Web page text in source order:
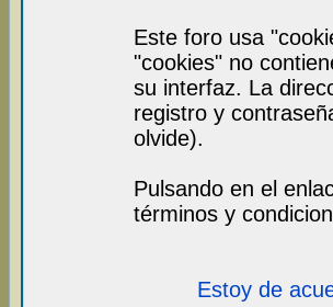
Este foro usa
"cookies" no
su interfaz. La
registro y
olvide).
Pulsando en el
términos y
Estoy de